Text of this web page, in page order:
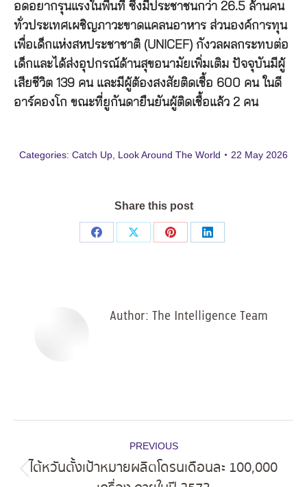
อดอยากรุนแรงในพื้นที่ ซึ่งมีประชาชนกว่า 26.5 ล้านคน
ทั่วประเทศเผชิญภาวะขาดแคลนอาหาร ส่วนองค์การทุน
เพื่อเด็กแห่งสหประชาชาติ (UNICEF) กังวลผลกระทบต่อ
เด็กและได้ส่งอุปกรณ์ด้านสุขอนามัยเพิ่มเติม ปัจจุบันมีผู้
เสียชีวิต 139 คน และมีผู้ต้องสงสัยติดเชื้อ 600 คน ในดี
อาร์คองโก ขณะที่ยูกันดายืนยันผู้ติดเชื้อแล้ว 2 คน
Categories: Catch Up Look Around The World 22 May 2026
Share this post
Share
Share
Share
Share
Author: The Intelligence Team
navigation
PREVIOUS
Previous
ไต้หวันตั้งเป้าหมายผลิตโดรนเดือนละ 100,000